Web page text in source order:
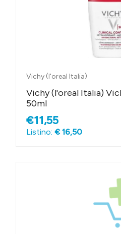
Vichy (l'oreal Italia)
Vichy (l'oreal Italia)
50ml
€11,55
Listino: € 16,50